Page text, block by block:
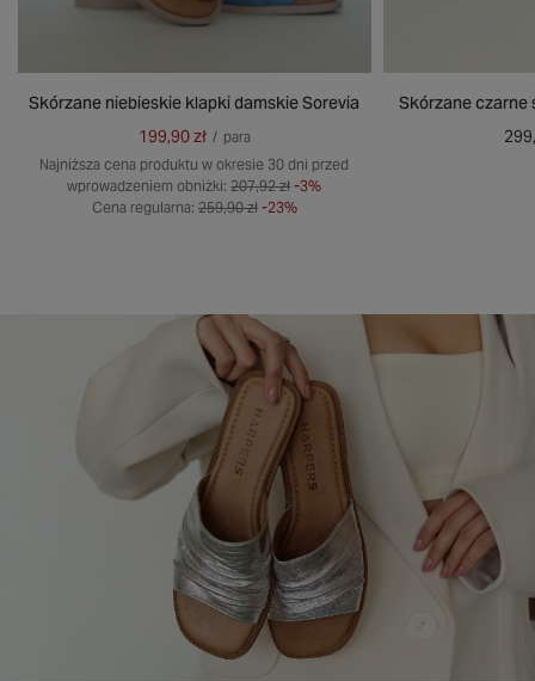
Skórzane niebieskie klapki damskie Sorevia
199,90 zł / para
Najniższa cena produktu w okresie 30 dni przed
wprowadzeniem obniżki:207,92 zł -3%
Cena regularna: 259,90 zł -23%
Skórzane czarne